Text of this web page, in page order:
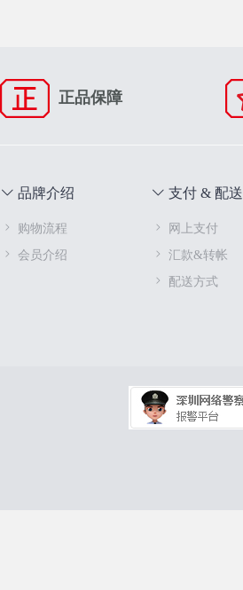
正品保障
品牌介绍
购物流程
会员介绍
支付 & 配送
网上支付
汇款&转帐
配送方式